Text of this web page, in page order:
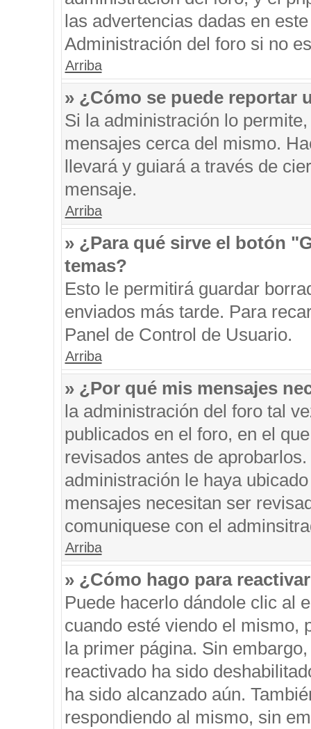
las advertencias dadas en
Administración del foro si no
Arriba
» ¿Cómo se puede reportar
Si la administración lo
mensajes cerca del mismo.
llevará y guiará a través de
mensaje.
Arriba
» ¿Para qué sirve el botón
temas?
Esto le permitirá guardar
enviados más tarde. Para
Panel de Control de Usuario.
Arriba
» ¿Por qué mis mensajes
la administración del foro tal
publicados en el foro, en el
revisados antes de
administración le haya
mensajes necesitan ser
comuniquese con el
Arriba
» ¿Cómo hago para
Puede hacerlo dándole clic al
cuando esté viendo el mismo,
la primer página. Sin
reactivado ha sido
ha sido alcanzado aún.
respondiendo al mismo, sin